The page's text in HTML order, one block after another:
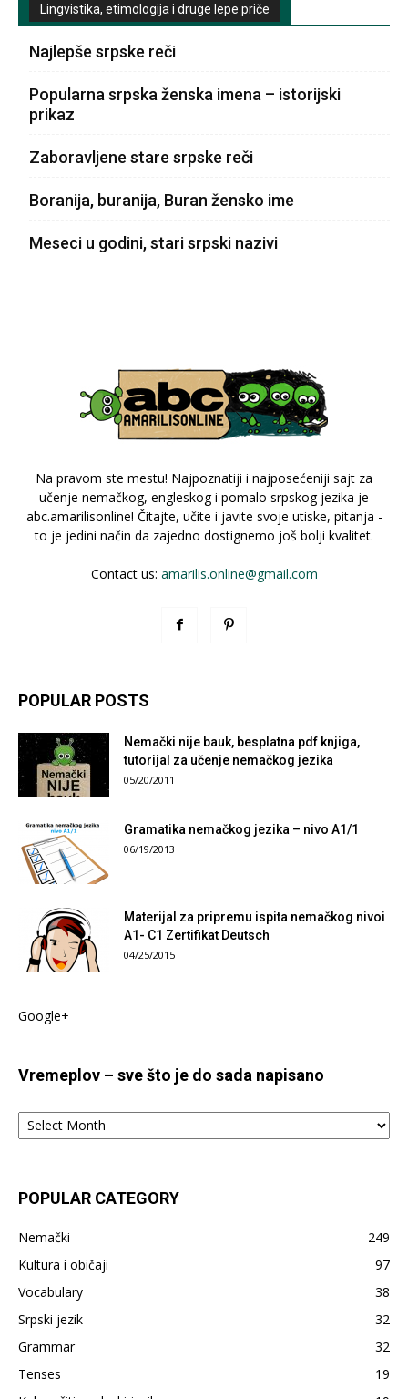
Lingvistika, etimologija i druge lepe priče
Najlepše srpske reči
Popularna srpska ženska imena – istorijski
prikaz
Zaboravljene stare srpske reči
Boranija, buranija, Buran žensko ime
Meseci u godini, stari srpski nazivi
Na pravom ste mestu! Najpoznatiji i najposećeniji sajt za
učenje nemačkog, engleskog i pomalo srpskog jezika je
abc.amarilisonline! Čitajte, učite i javite svoje utiske, pitanja -
to je jedini način da zajedno dostignemo još bolji kvalitet.
Contact us: amarilis.online@gmail.com
POPULAR POSTS
Nemački nije bauk, besplatna pdf knjiga,
tutorijal za učenje nemačkog jezika
05/20/2011
Gramatika nemačkog jezika – nivo A1/1
06/19/2013
Materijal za pripremu ispita nemačkog nivoi
A1- C1 Zertifikat Deutsch
04/25/2015
Google+
Vremeplov – sve što je do sada napisano
Vremeplov
do
napisano
POPULAR CATEGORY
Nemački
249
Kultura i običaji
97
Vocabulary
38
Srpski jezik
32
Grammar
32
Tenses
19